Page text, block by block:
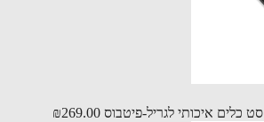
₪269.00